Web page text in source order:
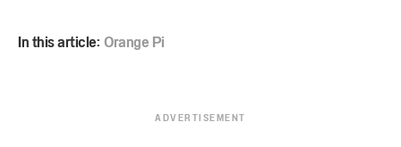
In this article:Orange Pi
ADVERTISEMENT